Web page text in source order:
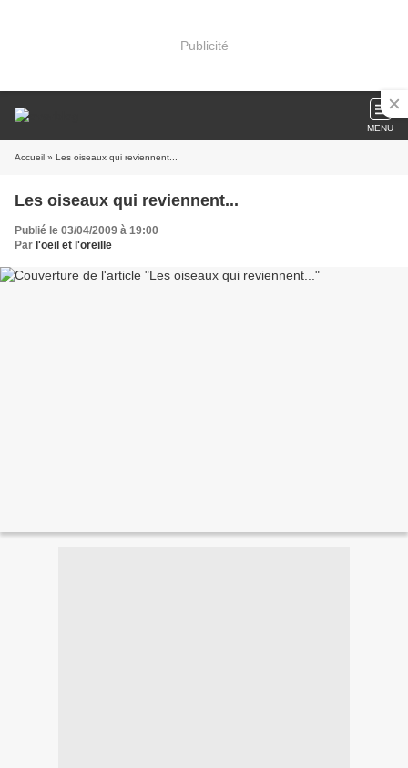
Publicité
MENU
Accueil » Les oiseaux qui reviennent...
Les oiseaux qui reviennent...
Publié le 03/04/2009 à 19:00
Par l'oeil et l'oreille